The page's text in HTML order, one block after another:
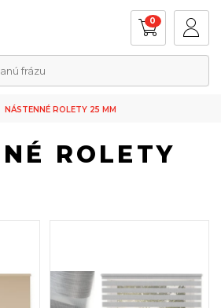
frázu
0
NÁSTENNÉ ROLETY 25 MM
ROLETY